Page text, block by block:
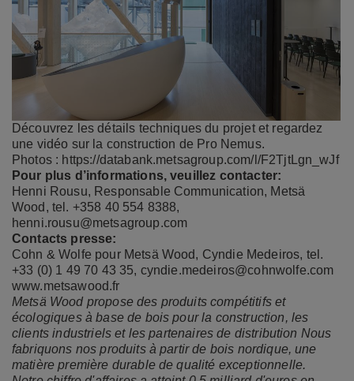
Découvrez les détails techniques du projet et regardez
une vidéo sur la construction de Pro Nemus.
Photos : https://databank.metsagroup.com/l/F2TjtLgn_wJf
Pour plus d’informations, veuillez contacter:
Henni Rousu, Responsable Communication, Metsä
Wood, tel. +358 40 554 8388,
henni.rousu@metsagroup.com
Contacts presse:
Cohn & Wolfe pour Metsä Wood, Cyndie Medeiros, tel.
+33 (0) 1 49 70 43 35, cyndie.medeiros@cohnwolfe.com
www.metsawood.fr
Metsä Wood propose des produits compétitifs et
écologiques à base de bois pour la construction, les
clients industriels et les partenaires de distribution Nous
fabriquons nos produits à partir de bois nordique, une
matière première durable de qualité exceptionnelle.